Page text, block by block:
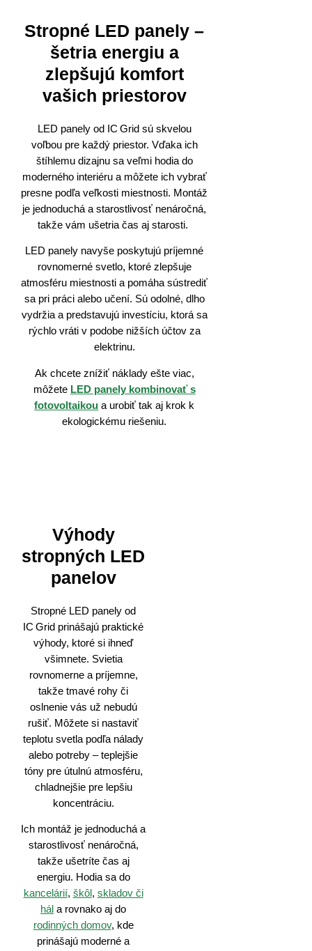
Stropné LED panely –
šetria energiu a
zlepšujú komfort
vašich priestorov
LED panely od IC Grid sú skvelou
voľbou pre každý priestor. Vďaka ich
štíhlemu dizajnu sa veľmi hodia do
moderného interiéru a môžete ich vybrať
presne podľa veľkosti miestnosti. Montáž
je jednoduchá a starostlivosť nenáročná,
takže vám ušetria čas aj starosti.
LED panely navyše poskytujú príjemné
rovnomerné svetlo, ktoré zlepšuje
atmosféru miestnosti a pomáha sústrediť
sa pri práci alebo učení. Sú odolné, dlho
vydržia a predstavujú investíciu, ktorá sa
rýchlo vráti v podobe nižších účtov za
elektrinu.
Ak chcete znížiť náklady ešte viac,
môžete LED panely kombinovať s
fotovoltaikou a urobiť tak aj krok k
ekologickému riešeniu.
Výhody
stropných LED
panelov
Stropné LED panely od
IC Grid prinášajú praktické
výhody, ktoré si ihneď
všimnete. Svietia
rovnomerne a príjemne,
takže tmavé rohy či
oslnenie vás už nebudú
rušiť. Môžete si nastaviť
teplotu svetla podľa nálady
alebo potreby – teplejšie
tóny pre útulnú atmosféru,
chladnejšie pre lepšiu
koncentráciu.
Ich montáž je jednoduchá a
starostlivosť nenáročná,
takže ušetríte čas aj
energiu. Hodia sa do
kancelárií, škôl , skladov či
hál a rovnako aj do
rodinných domov, kde
prinášajú moderné a